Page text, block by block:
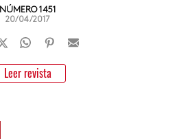
NÚMERO 1451
20/04/2017
Leer revista